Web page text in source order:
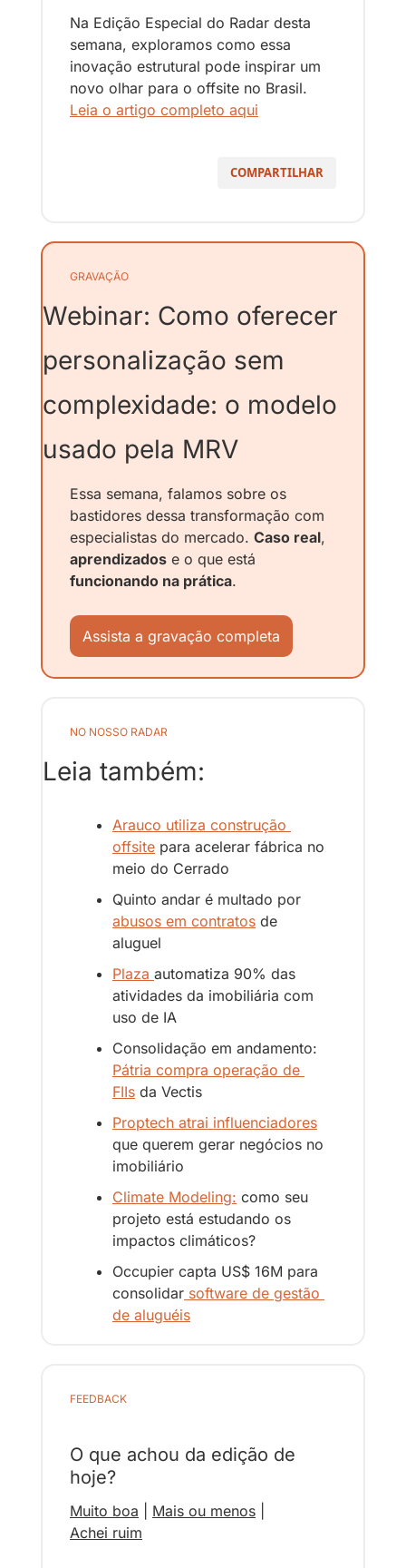
Na Edição Especial do Radar desta
semana, exploramos como essa
inovação estrutural pode inspirar um
Leia o artigo completo aqui
COMPARTILHAR
GRAVAÇÃO
Webinar: Como oferecer
personalização sem
complexidade: o modelo
usado pela MRV
Essa semana, falamos sobre os
bastidores dessa transformação com
especialistas do mercado. Caso real
aprendizados
funcionando na prática.
Assista a gravação completa
NO NOSSO RADAR
Leia também:
Arauco utiliza construção
offsite para acelerar fábrica no
meio do Cerrado
abusos em contratos de
aluguel
Plaza automatiza 90% das
atividades da imobiliária com
uso de IA
Pátria compra operação de
FIIs da Vectis
Proptech atrai influenciadores
que querem gerar negócios no
imobiliário
Climate Modeling: como seu
projeto está estudando os
impactos climáticos?
Occupier capta US$ 16M para
consolidar software de gestão
de aluguéis
FEEDBACK
O que achou da edição de
hoje?
Muito boa Mais ou menos
Achei ruim